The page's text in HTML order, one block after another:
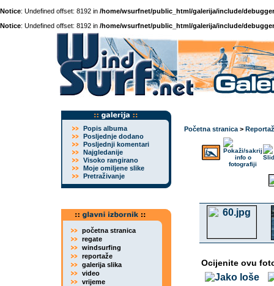
Notice: Undefined offset: 8192 in /home/wsurfnet/public_html/galerija/include/
Notice: Undefined offset: 8192 in /home/wsurfnet/public_html/galerija/include/
Popis albuma
Posljednje dodano
Posljednji komentari
Najgledanije
Visoko rangirano
Moje omiljene slike
Pretraživanje
početna stranica
regate
windsurfing
reportaže
galerija slika
video
vrijeme
Početna stranica >
Ocijenite ovu